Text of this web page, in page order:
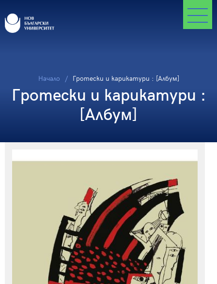
Начало Гротески и карикатури : [Албум]
Гротески и карикатури :
[Албум]